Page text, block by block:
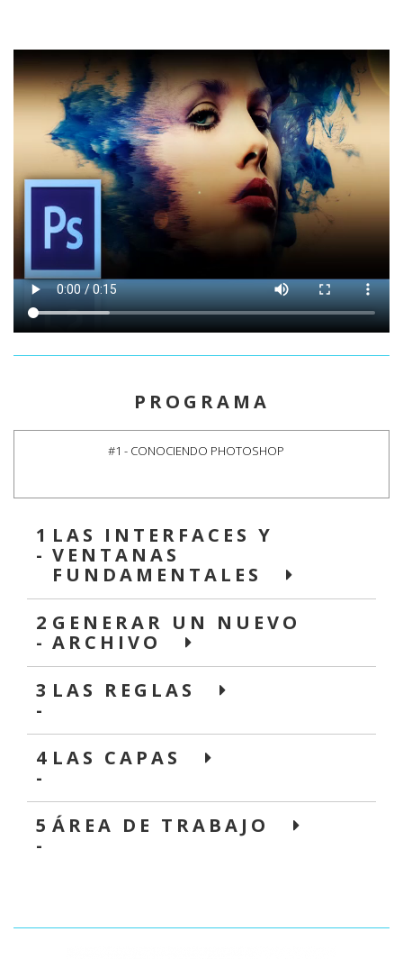
PROGRAMA
#1 - CONOCIENDO PHOTOSHOP
1
-
LAS INTERFACES Y
VENTANAS
FUNDAMENTALES
2
-
GENERAR UN NUEVO
ARCHIVO
3
-
LAS REGLAS
4
-
LAS CAPAS
5
-
ÁREA DE TRABAJO